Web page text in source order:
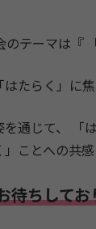
テーマは『
たらく」に
を通じて、
ことへの共
待ちして